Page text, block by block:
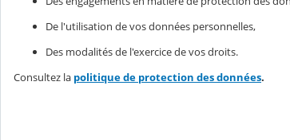
De l'utilisation de vos données personnelles,
Des modalités de l'exercice de vos droits.
Consultez la politique de protection des données.